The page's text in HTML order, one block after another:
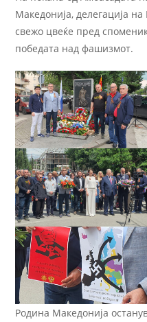
Македонија, делегација
свежо цвеќе пред
победата над фашизмот.
Родина Македонија